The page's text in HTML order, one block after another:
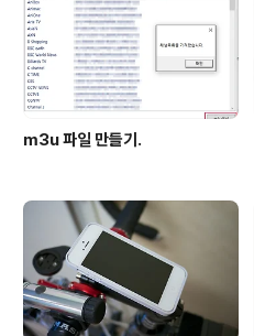
m3u 파일 만들기.